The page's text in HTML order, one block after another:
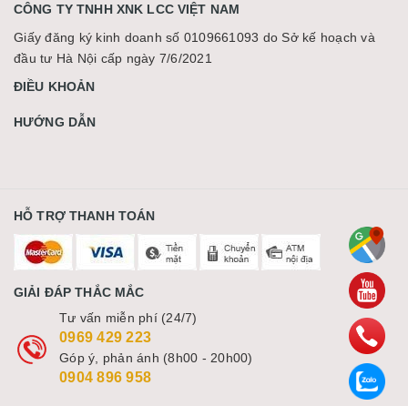
CÔNG TY TNHH XNK LCC VIỆT NAM
Giấy đăng ký kinh doanh số 0109661093 do Sở kế hoạch và
đầu tư Hà Nội cấp ngày 7/6/2021
ĐIỀU KHOẢN
HƯỚNG DẪN
HỖ TRỢ THANH TOÁN
GIẢI ĐÁP THẮC MẮC
Tư vấn miễn phí (24/7)
0969 429 223
Góp ý, phản ánh (8h00 - 20h00)
0904 896 958